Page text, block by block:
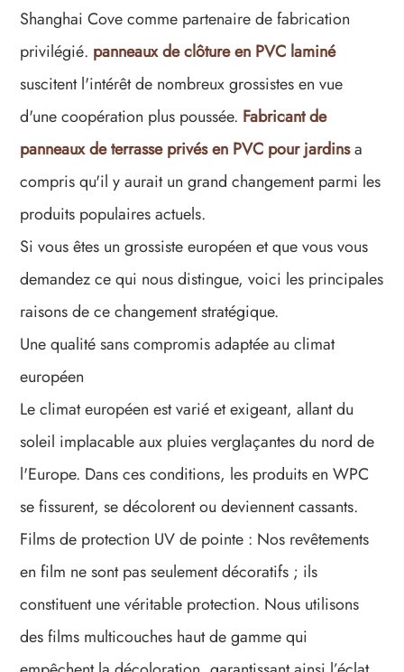
Shanghai Cove comme partenaire de fabrication
privilégié. panneaux de clôture en PVC laminé
suscitent l'intérêt de nombreux grossistes en vue
d'une coopération plus poussée. Fabricant de
panneaux de terrasse privés en PVC pour jardinsa
compris qu'il y aurait un grand changement parmi les
produits populaires actuels.
Si vous êtes un grossiste européen et que vous vous
demandez ce qui nous distingue, voici les principales
raisons de ce changement stratégique.
Une qualité sans compromis adaptée au climat
européen
Le climat européen est varié et exigeant, allant du
soleil implacable aux pluies verglaçantes du nord de
l'Europe. Dans ces conditions, les produits en WPC
se fissurent, se décolorent ou deviennent cassants.
Films de protection UV de pointe : Nos revêtements
en film ne sont pas seulement décoratifs ; ils
constituent une véritable protection. Nous utilisons
des films multicouches haut de gamme qui